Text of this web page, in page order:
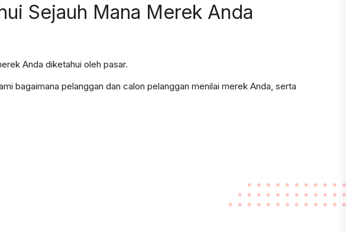
Sejauh Mana Merek Anda
Anda diketahui oleh pasar.
bagaimana pelanggan dan calon pelanggan menilai merek Anda, serta